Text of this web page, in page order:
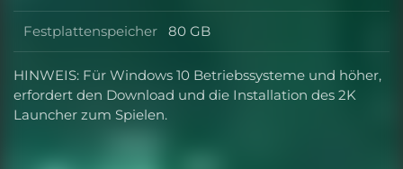
Festplattenspeicher Festplattenspeicher
80 GB
HINWEIS: Für Windows 10 Betriebssysteme und höher,
erfordert den Download und die Installation des 2K
Launcher zum Spielen.